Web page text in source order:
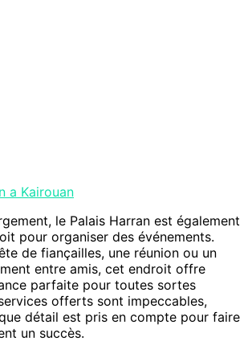
a Kairouan
le Palais Harran est également
pour organiser des événements.
de fiançailles, une réunion ou un
entre amis, cet endroit offre
parfaite pour toutes sortes
offerts sont impeccables,
détail est pris en compte pour faire
un succès.